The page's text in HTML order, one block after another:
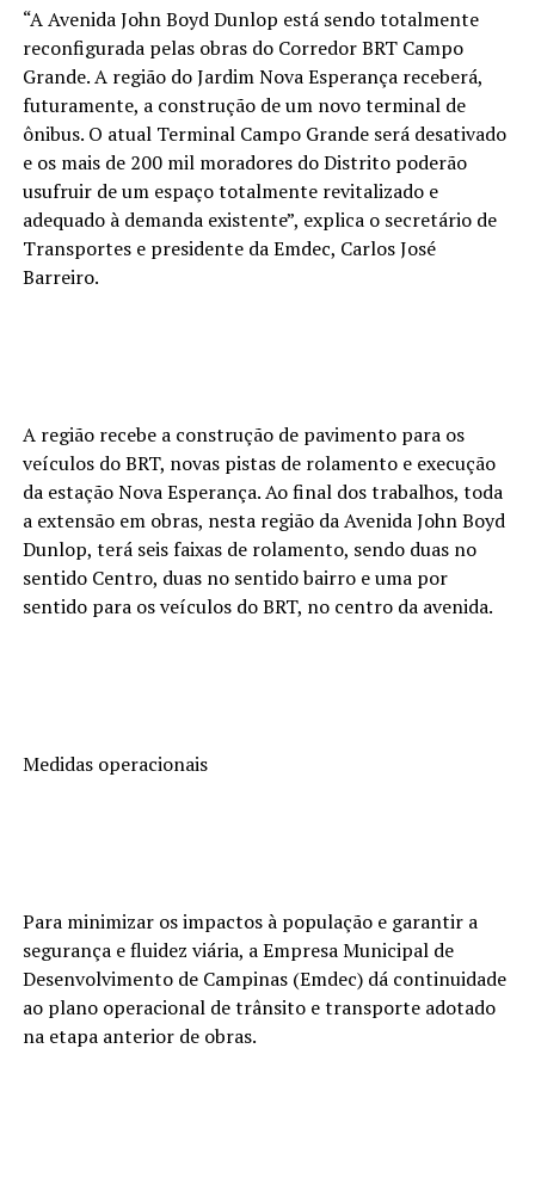
“A Avenida John Boyd Dunlop está sendo totalmente
reconfigurada pelas obras do Corredor BRT Campo
Grande. A região do Jardim Nova Esperança receberá,
futuramente, a construção de um novo terminal de
ônibus. O atual Terminal Campo Grande será desativado
e os mais de 200 mil moradores do Distrito poderão
usufruir de um espaço totalmente revitalizado e
adequado à demanda existente”, explica o secretário de
Transportes e presidente da Emdec, Carlos José
Barreiro.
A região recebe a construção de pavimento para os
veículos do BRT, novas pistas de rolamento e execução
da estação Nova Esperança. Ao final dos trabalhos, toda
a extensão em obras, nesta região da Avenida John Boyd
Dunlop, terá seis faixas de rolamento, sendo duas no
sentido Centro, duas no sentido bairro e uma por
sentido para os veículos do BRT, no centro da avenida.
Medidas operacionais
Para minimizar os impactos à população e garantir a
segurança e fluidez viária, a Empresa Municipal de
Desenvolvimento de Campinas (Emdec) dá continuidade
ao plano operacional de trânsito e transporte adotado
na etapa anterior de obras.